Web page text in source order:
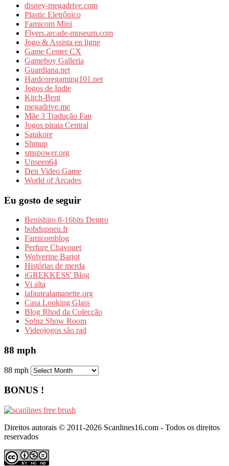
disney-megadrive.com
Plastic Eletrônico
Famicom Mini
Flyers.arcade-museum.com
Jogo & Assista en ligne
Game Center CX
Gameboy Galleria
Guardiana.net
Hardcoregaming101.net
Jogos de Indie
Kitch-Bent
megadrive.me
Mãe 3 Tradução Fan
Jogos pirata Central
Satakore
Shmup
smspower.org
Unseen64
Den Video Game
World of Arcades
Eu gosto de seguir
Benishiro 8-16bits Dentro
bobdupneu.fr
Famicomblog
Perfure Chavouet
Wolverine Barjot
Histórias de merda
iGREKKESS' Blog
Vi alta
lafautealamanette.org
Casa Looking Glass
Blog Rhod da Colecção
Sp!nz Show Room
Videojogos são rad
88 mph
88 mph
BONUS !
Direitos autorais © 2011-2026 Scanlines16.com - Todos os direitos
reservados